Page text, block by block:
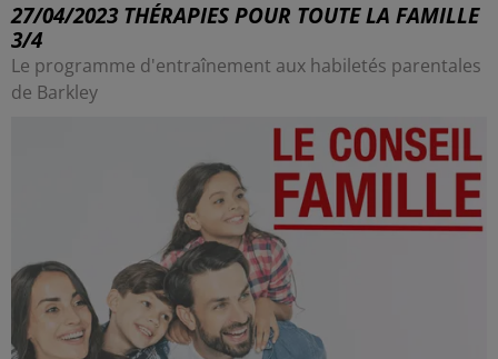
27/04/2023 THÉRAPIES POUR TOUTE LA FAMILLE
3/4
Le programme d'entraînement aux habiletés parentales
de Barkley